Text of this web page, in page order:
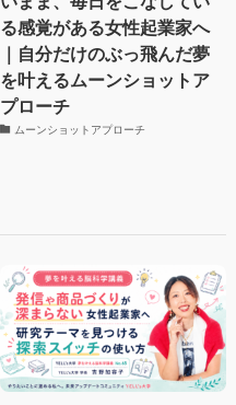
る感覚がある女性起業家へ
｜自分だけのぶっ飛んだ夢
を叶えるムーンショットア
プローチ
ムーンショットアプローチ